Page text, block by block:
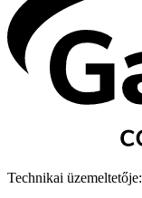
Technikai üzemeltetője: